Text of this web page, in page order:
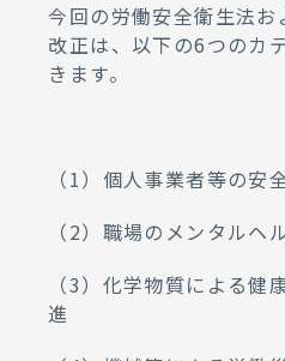
今回の労働安全衛生法
改正は、以下の6つのカ
きます。
（1）個人事業者等の安
（2）職場のメンタルヘ
（3）化学物質による健
進